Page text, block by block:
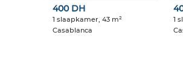
400 DH
1 slaapkamer, 43 m²
Casablanca
1